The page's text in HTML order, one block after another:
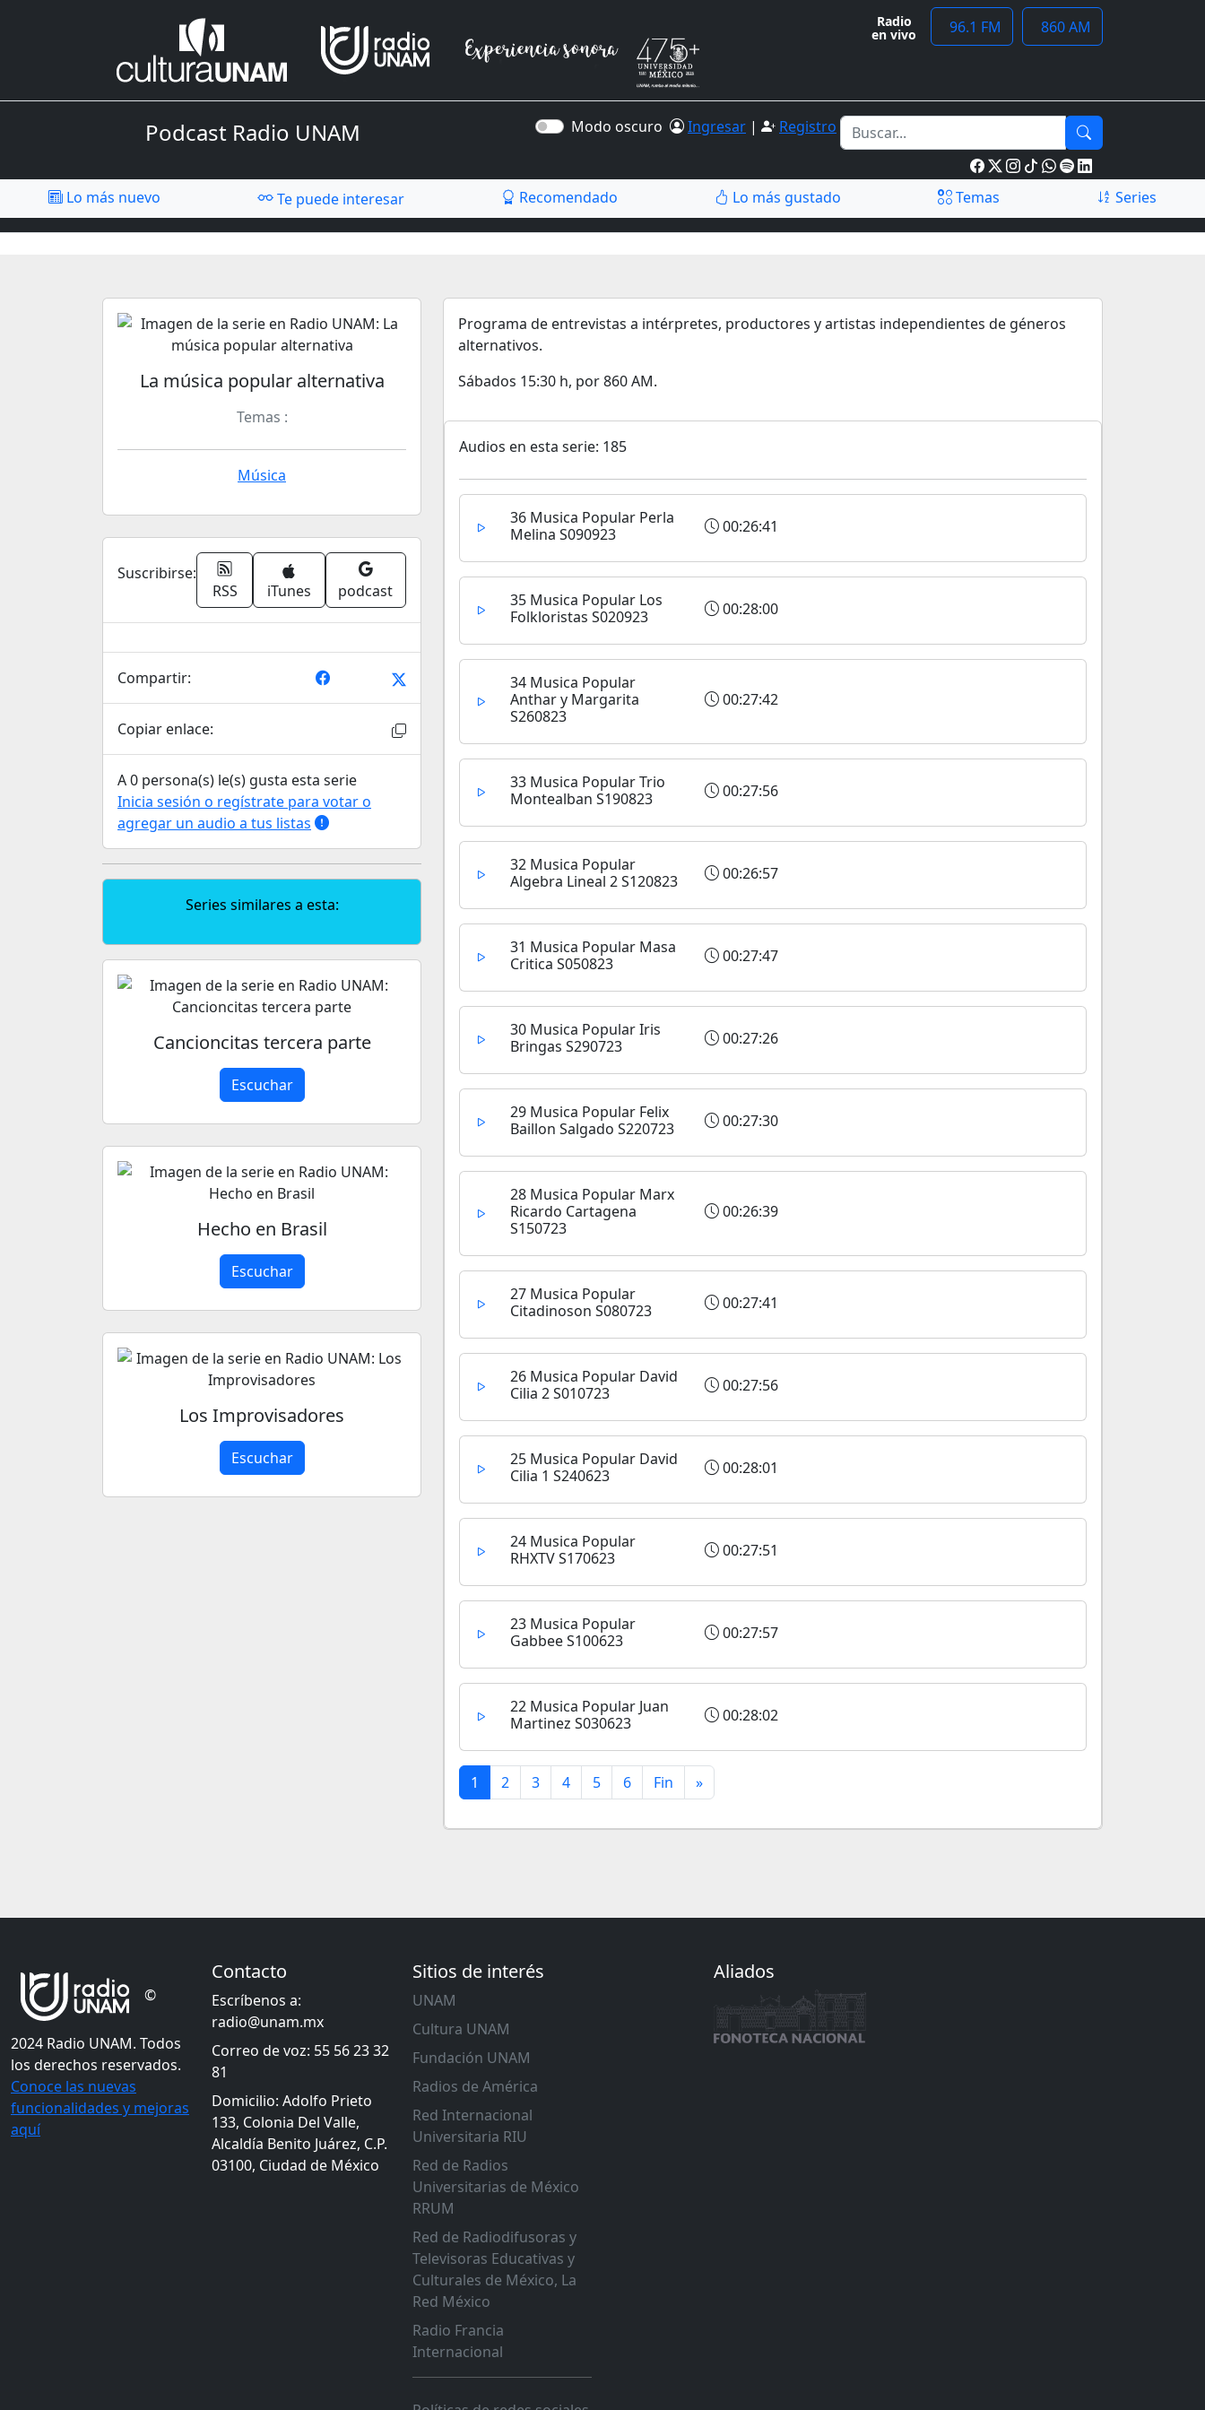
Radio
en vivo 96.1 FM 860 AM
Podcast Radio UNAM Modo oscuro Ingresar | Registro
Lo más nuevo Te puede interesar Recomendado Lo más gustado Temas Series
La música popular alternativa
Temas :
Música
Suscribirse:
RSS
iTunes podcast
Compartir:
Copiar enlace:
A 0 persona(s) le(s) gusta esta serie
Inicia sesión o regístrate para votar o
agregar un audio a tus listas
Series similares a esta:
Cancioncitas tercera parte
Escuchar
Hecho en Brasil
Escuchar
Los Improvisadores
Escuchar
Programa de entrevistas a intérpretes, productores y artistas independientes de géneros
alternativos.
Sábados 15:30 h, por 860 AM.
Audios en esta serie: 185
36 Musica Popular Perla
Melina S090923
00:26:41
35 Musica Popular Los
Folkloristas S020923
00:28:00
34 Musica Popular
Anthar y Margarita
S260823
00:27:42
33 Musica Popular Trio
Montealban S190823
00:27:56
32 Musica Popular
Algebra Lineal 2 S120823
00:26:57
31 Musica Popular Masa
Critica S050823
00:27:47
30 Musica Popular Iris
Bringas S290723
00:27:26
29 Musica Popular Felix
Baillon Salgado S220723
00:27:30
28 Musica Popular Marx
Ricardo Cartagena
S150723
00:26:39
27 Musica Popular
Citadinoson S080723
00:27:41
26 Musica Popular David
Cilia 2 S010723
00:27:56
25 Musica Popular David
Cilia 1 S240623
00:28:01
24 Musica Popular
RHXTV S170623
00:27:51
23 Musica Popular
Gabbee S100623
00:27:57
22 Musica Popular Juan
Martinez S030623
00:28:02
1 2 3 4 5 6 Fin »
©
2024 Radio UNAM. Todos
los derechos reservados.
Conoce las nuevas
funcionalidades y mejoras
aquí
Contacto
Escríbenos a:
radio@unam.mx
Correo de voz: 55 56 23 32
81
Domicilio: Adolfo Prieto
133, Colonia Del Valle,
Alcaldía Benito Juárez, C.P.
03100, Ciudad de México
Sitios de interés
UNAM
Cultura UNAM
Fundación UNAM
Radios de América
Red Internacional
Universitaria RIU
Red de Radios
Universitarias de México
RRUM
Red de Radiodifusoras y
Televisoras Educativas y
Culturales de México, La
Red México
Radio Francia
Internacional
Aliados